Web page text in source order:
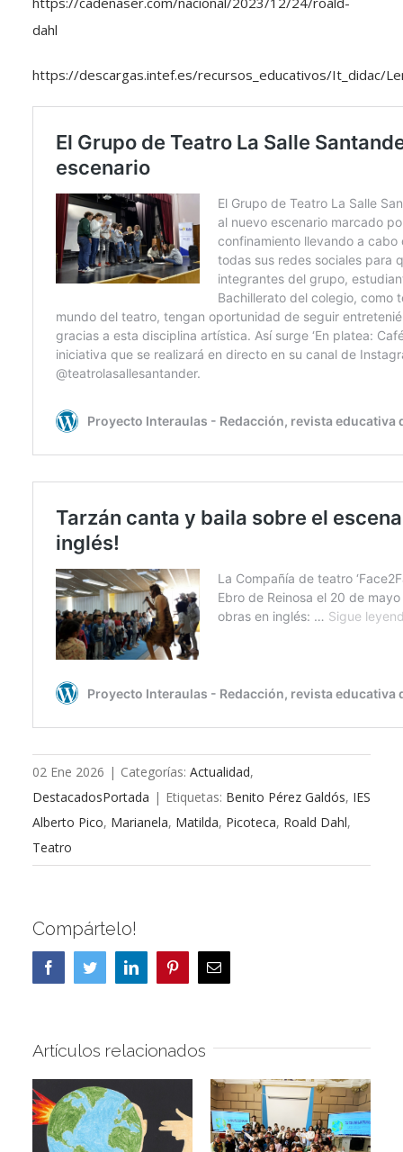
dahl
https://descargas.intef.es/recursos_educativos/It_didac/
02 Ene 2026 | Categorías: Actualidad,
DestacadosPortada | Etiquetas: Benito Pérez Galdós, IES
Alberto Pico, Marianela, Matilda, Picoteca, Roald Dahl,
Teatro
Compártelo!
FacebookTwitterLinkedInPinterestCorreo
electrónico
Artículos relacionados